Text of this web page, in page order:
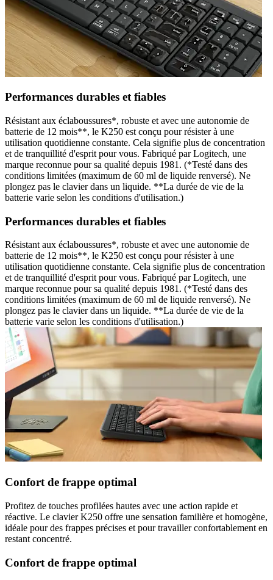
Performances durables et fiables
Résistant aux éclaboussures*, robuste et avec une autonomie de
batterie de 12 mois**, le K250 est conçu pour résister à une
utilisation quotidienne constante. Cela signifie plus de concentration
et de tranquillité d'esprit pour vous. Fabriqué par Logitech, une
marque reconnue pour sa qualité depuis 1981. (*Testé dans des
conditions limitées (maximum de 60 ml de liquide renversé). Ne
plongez pas le clavier dans un liquide. **La durée de vie de la
batterie varie selon les conditions d'utilisation.)
Performances durables et fiables
Résistant aux éclaboussures*, robuste et avec une autonomie de
batterie de 12 mois**, le K250 est conçu pour résister à une
utilisation quotidienne constante. Cela signifie plus de concentration
et de tranquillité d'esprit pour vous. Fabriqué par Logitech, une
marque reconnue pour sa qualité depuis 1981. (*Testé dans des
conditions limitées (maximum de 60 ml de liquide renversé). Ne
plongez pas le clavier dans un liquide. **La durée de vie de la
batterie varie selon les conditions d'utilisation.)
Confort de frappe optimal
Profitez de touches profilées hautes avec une action rapide et
réactive. Le clavier K250 offre une sensation familière et homogène,
idéale pour des frappes précises et pour travailler confortablement en
restant concentré.
Confort de frappe optimal